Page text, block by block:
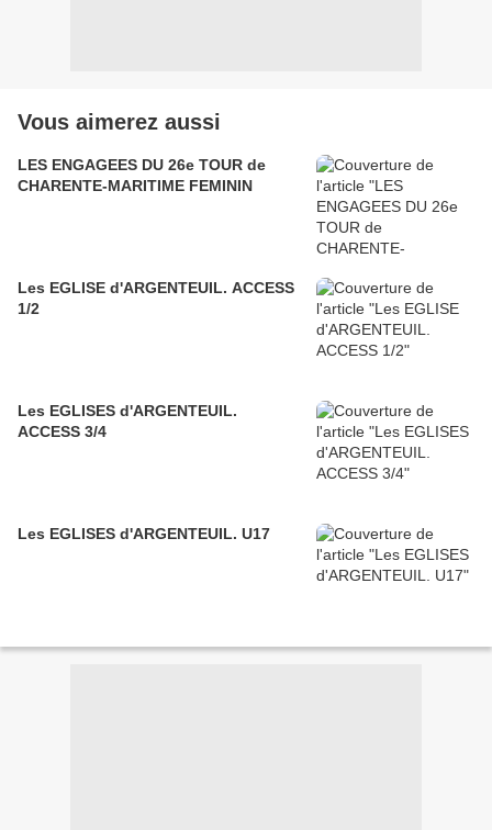
Vous aimerez aussi
LES ENGAGEES DU 26e TOUR de
CHARENTE-MARITIME FEMININ
Les EGLISE d'ARGENTEUIL. ACCESS
1/2
Les EGLISES d'ARGENTEUIL.
ACCESS 3/4
Les EGLISES d'ARGENTEUIL. U17